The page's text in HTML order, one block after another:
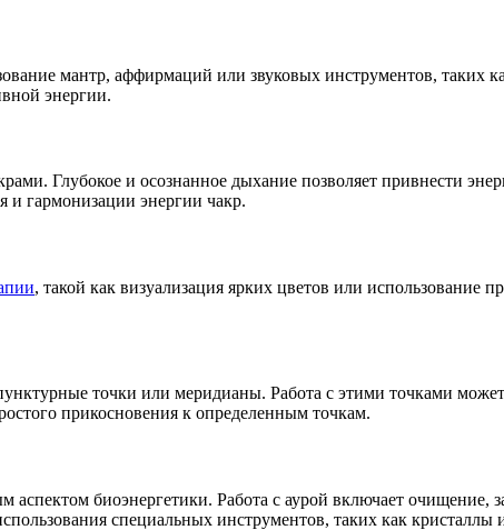
мантр, аффирмаций или звуковых инструментов, таких
энергии.
Глубокое и осознанное дыхание позволяет привнести
и гармонизации энергии чакр.
, такой как визуализация ярких цветов или использование
точки или меридианы. Работа с этими точками
прикосновения к определенным точкам.
аспектом биоэнергетики. Работа с аурой включает очищение,
специальных инструментов, таких как кристаллы